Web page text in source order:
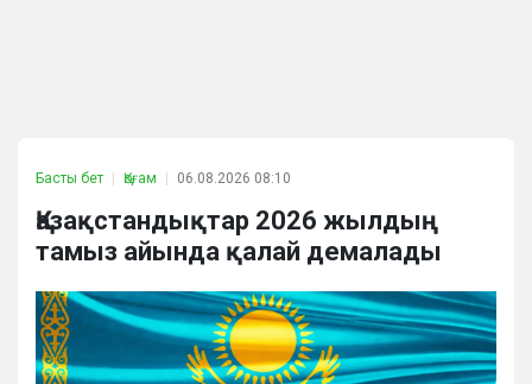
Басты бет Қоғам 06.08.2026 08:10
Қазақстандықтар 2026 жылдың
тамыз айында қалай демалады